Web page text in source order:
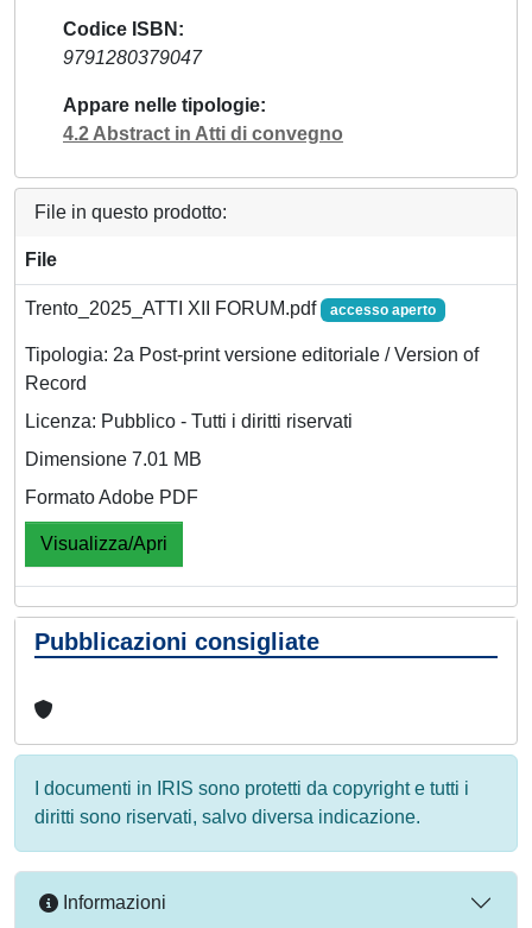
Codice ISBN
9791280379047
Appare nelle tipologie
4.2 Abstract in Atti di convegno
File in questo prodotto:
File
Trento_2025_ATTI XII FORUM.pdf accesso aperto
Tipologia: 2a Post-print versione editoriale / Version of
Record
Licenza: Pubblico - Tutti i diritti riservati
Dimensione 7.01 MB
Formato Adobe PDF
Visualizza/Apri
Pubblicazioni consigliate
I documenti in IRIS sono protetti da copyright e tutti i
diritti sono riservati, salvo diversa indicazione.
Informazioni